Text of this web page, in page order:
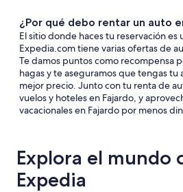
¿Por qué debo rentar un auto
El sitio donde haces tu reservación
Expedia.com tiene varias ofertas de
Te damos puntos como recompensa
hagas y te aseguramos que tengas tu
mejor precio. Junto con tu renta de
vuelos y hoteles en Fajardo, y
vacacionales en Fajardo por menos
Explora el mundo
Expedia